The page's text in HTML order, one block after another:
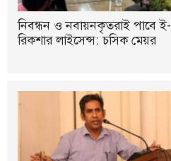
নিবন্ধন ও নবায়নকৃতরাই পাবে ই-
রিকশার লাইসেন্স: চসিক মেয়র